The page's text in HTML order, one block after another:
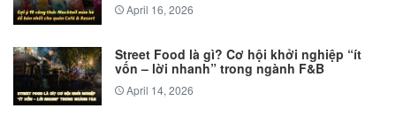
April 16, 2026
Street Food là gì? Cơ hội khởi nghiệp “ít
vốn – lời nhanh” trong ngành F&B
April 14, 2026